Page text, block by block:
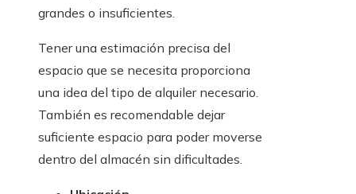
grandes o insuficientes.
Tener una estimación precisa del
espacio que se necesita proporciona
una idea del tipo de alquiler necesario.
También es recomendable dejar
suficiente espacio para poder moverse
dentro del almacén sin dificultades.